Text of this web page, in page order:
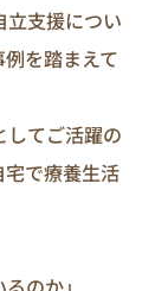
支援につい
を踏まえて
してご活躍の
で療養生活